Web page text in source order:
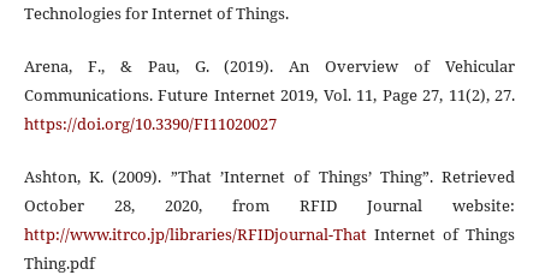
Technologies for Internet of Things.
Arena, F., & Pau, G. (2019). An Overview of Vehicular
Communications. Future Internet 2019, Vol. 11, Page 27, 11(2), 27.
https://doi.org/10.3390/FI11020027
Ashton, K. (2009). ”That ’Internet of Things’ Thing”. Retrieved
October 28, 2020, from RFID Journal website:
http://www.itrco.jp/libraries/RFIDjournal-ThatInternet of Things
Thing.pdf